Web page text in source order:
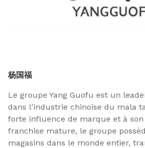
杨国福
Le groupe Yang Guofu est un
dans l'industrie chinoise du mala
forte influence de marque et à son
franchise mature, le groupe
magasins dans le monde entier,